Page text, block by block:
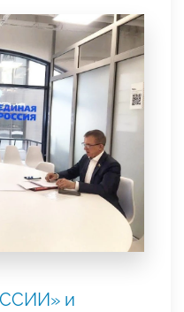
и